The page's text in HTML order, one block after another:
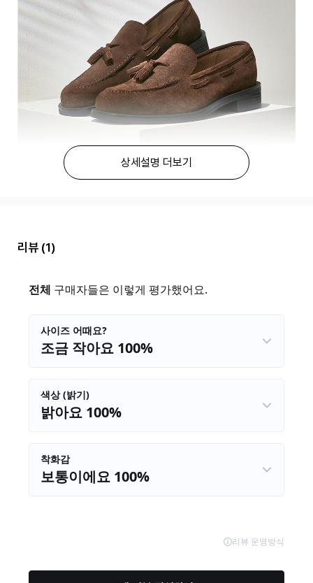
상세설명 더보기
리뷰 (1)